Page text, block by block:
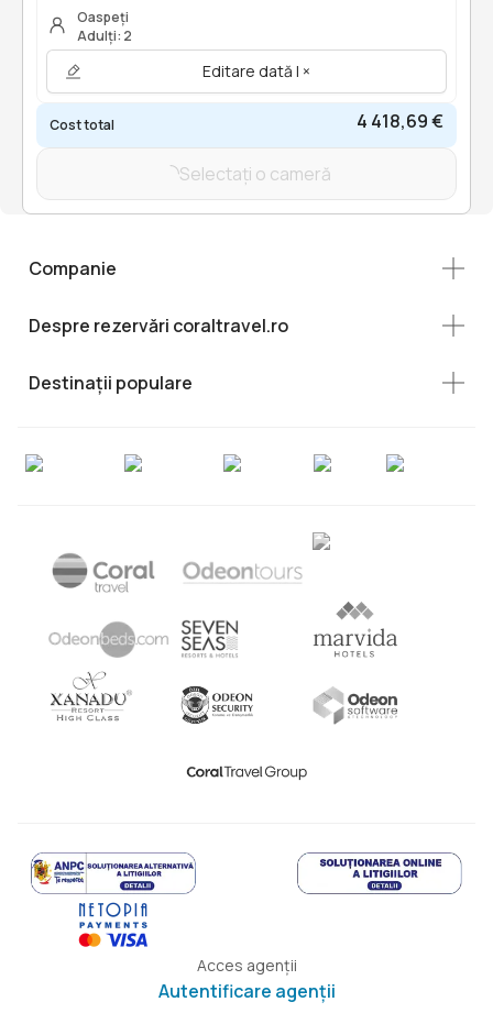
Oaspeți
Adulți: 2
Editare dată | ×
Cost total 4 418,69 €
Selectați o cameră
Companie
Despre rezervări coraltravel.ro
Destinații populare
Acces agenții
Autentificare agenții